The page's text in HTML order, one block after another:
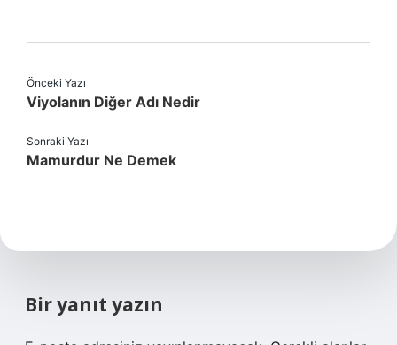
Önceki Yazı
Viyolanın Diğer Adı Nedir
Sonraki Yazı
Mamurdur Ne Demek
Bir yanıt yazın